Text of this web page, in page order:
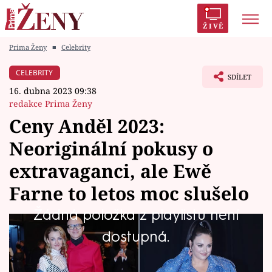
ŽIVĚ
Módní alarm
Témata
Celebrity
Vztahy
Seriály
Prima Ženy ■ Celebrity
CELEBRITY
16. dubna 2023 09:38
redakce Prima Ženy
SDÍLET
Ceny Anděl 2023:
Neoriginální pokusy o
extravaganci, ale Ewě
Farne to letos moc slušelo
Žádná položka z playlistu není
dostupná.
Ceny Anděl České hudební akademie jsou
příležitostí, kdy slavní lidé spojení s hudbou
chtějí upoutat pozornost také na módním poli.